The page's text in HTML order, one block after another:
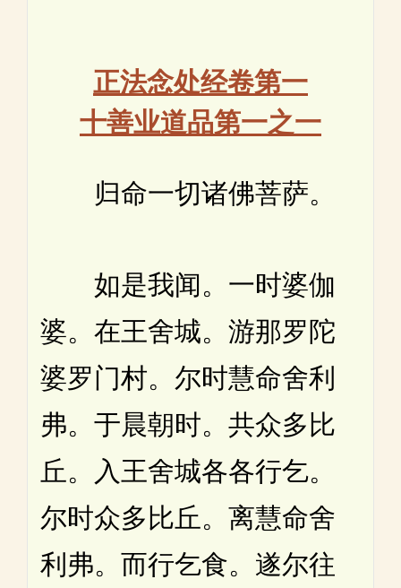
正法念处经卷第一
十善业道品第一之一
归命一切诸佛菩萨。
如是我闻。一时婆伽
婆。在王舍城。游那罗陀
婆罗门村。尔时慧命舍利
弗。于晨朝时。共众多比
丘。入王舍城各各行乞。
尔时众多比丘。离慧命舍
利弗。而行乞食。遂尔往